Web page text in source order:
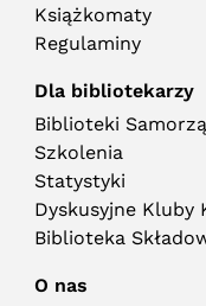
Książkomaty
Regulaminy
Dla bibliotekarzy
Biblioteki
Szkolenia
Statystyki
Dyskusyjne Kluby
Biblioteka
O nas